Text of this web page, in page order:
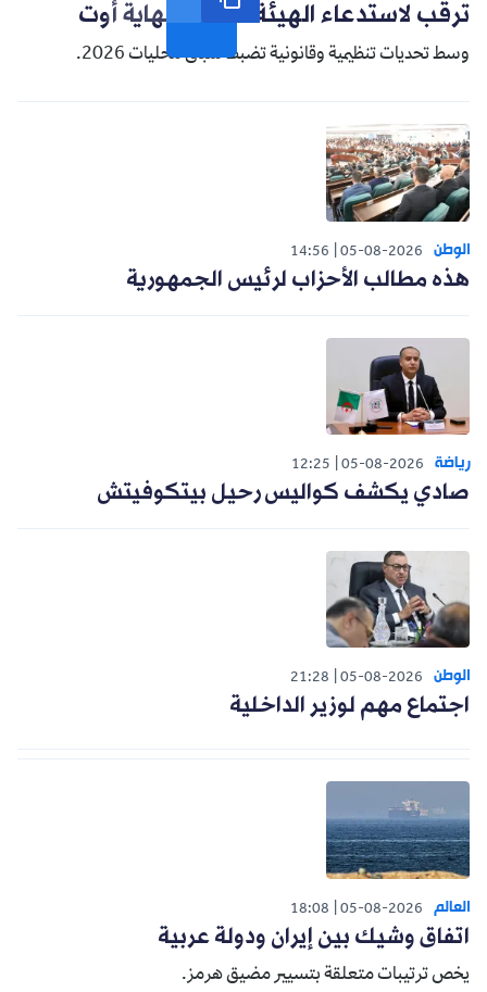
ترقب لاستدعاء الهيئة الناخبة نهاية أوت
وسط تحديات تنظيمية وقانونية تضبط سباق محليات 2026.
الوطن 05-08-2026
14:56
هذه مطالب الأحزاب لرئيس الجمهورية
رياضة 05-08-2026
12:25
صادي يكشف كواليس رحيل بيتكوفيتش
الوطن 05-08-2026
21:28
اجتماع مهم لوزير الداخلية
العالم 05-08-2026
18:08
اتفاق وشيك بين إيران ودولة عربية
يخص ترتيبات متعلقة بتسيير مضيق هرمز.